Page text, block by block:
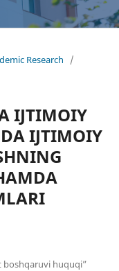
Research
/
IJTIMOIY
IJTIMOIY
boshqaruvi huquqi”